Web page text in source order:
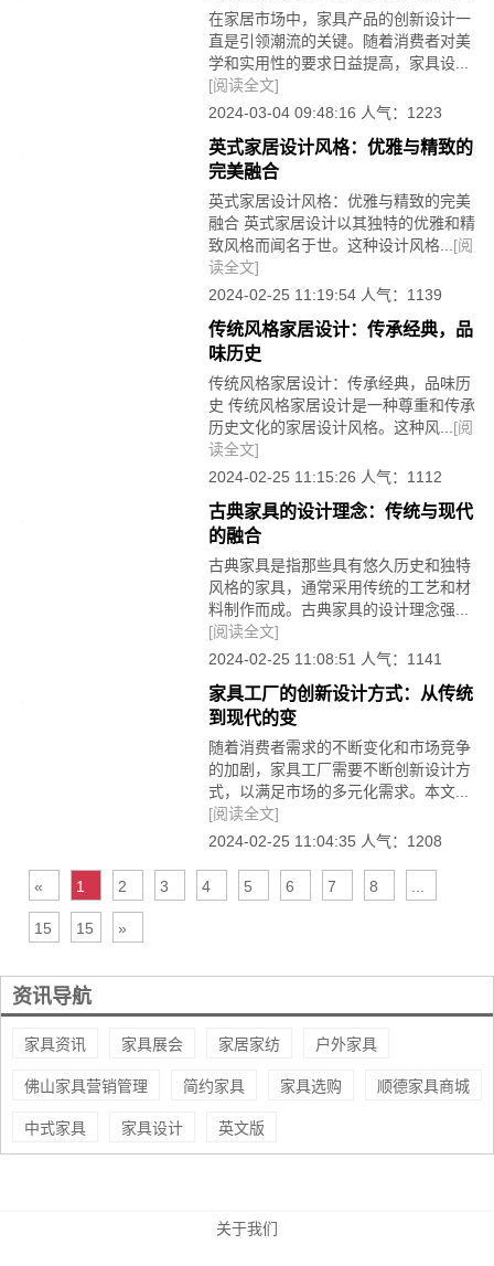
在家居市场中，家具产品的创新设计一
直是引领潮流的关键。随着消费者对美
学和实用性的要求日益提高，家具设...
[阅读全文]
2024-03-04 09:48:16 人气：1223
英式家居设计风格：优雅与精致的
完美融合
英式家居设计风格：优雅与精致的完美
融合 英式家居设计以其独特的优雅和精
致风格而闻名于世。这种设计风格... [阅
读全文]
2024-02-25 11:19:54 人气：1139
传统风格家居设计：传承经典，品
味历史
传统风格家居设计：传承经典，品味历
史 传统风格家居设计是一种尊重和传承
历史文化的家居设计风格。这种风... [阅
读全文]
2024-02-25 11:15:26 人气：1112
古典家具的设计理念：传统与现代
的融合
古典家具是指那些具有悠久历史和独特
风格的家具，通常采用传统的工艺和材
料制作而成。古典家具的设计理念强...
[阅读全文]
2024-02-25 11:08:51 人气：1141
家具工厂的创新设计方式：从传统
到现代的变
随着消费者需求的不断变化和市场竞争
的加剧，家具工厂需要不断创新设计方
式，以满足市场的多元化需求。本文...
[阅读全文]
2024-02-25 11:04:35 人气：1208
« 1 2 3 4 5 6 7 8
15
15
»
资讯导航
家具资讯 家具展会 家居家纺 户外家具
佛山家具营销管理 简约家具 家具选购 顺德家具商城
中式家具 家具设计 英文版
关于我们